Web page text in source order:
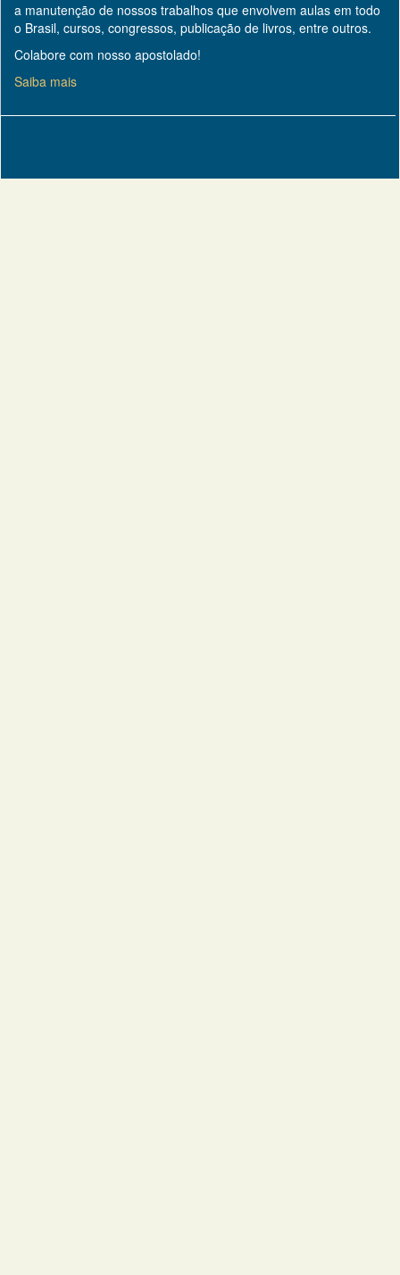
a manutenção de nossos trabalhos que envolvem aulas em todo
o Brasil, cursos, congressos, publicação de livros, entre outros.
Colabore com nosso apostolado!
Saiba mais